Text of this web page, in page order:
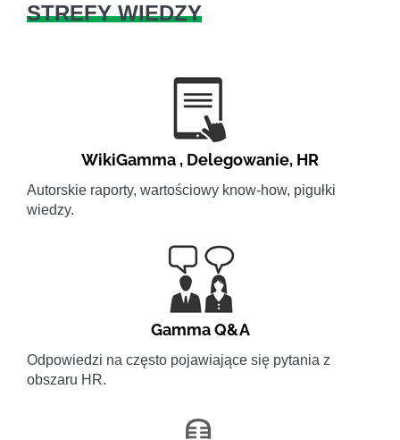
STREFY WIEDZY
WikiGamma , Delegowanie, HR
Autorskie raporty, wartościowy know-how, pigułki
wiedzy.
Gamma Q&A
Odpowiedzi na często pojawiające się pytania z
obszaru HR.